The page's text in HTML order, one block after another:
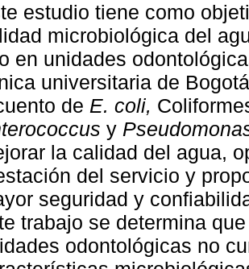
estudio tiene como
microbiológica del
en unidades
universitaria de
de E. coli,
y
la calidad del agua,
del servicio y
seguridad y
trabajo se determina
odontológicas no